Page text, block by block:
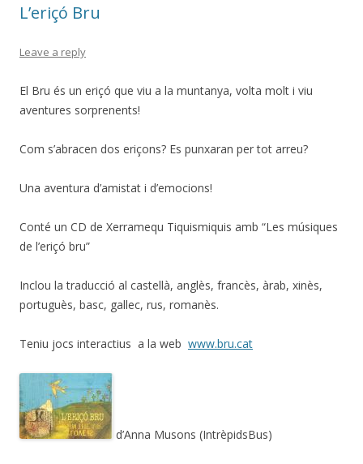
L’eriçó Bru
Leave a reply
El Bru és un eriçó que viu a la muntanya, volta molt i viu
aventures sorprenents!
Com s’abracen dos eriçons? Es punxaran per tot arreu?
Una aventura d’amistat i d’emocions!
Conté un CD de Xerramequ Tiquismiquis amb “Les músiques
de l’eriçó bru”
Inclou la traducció al castellà, anglès, francès, àrab, xinès,
portuguès, basc, gallec, rus, romanès.
Teniu jocs interactius a la web www.bru.cat
d’Anna Musons (IntrèpidsBus)